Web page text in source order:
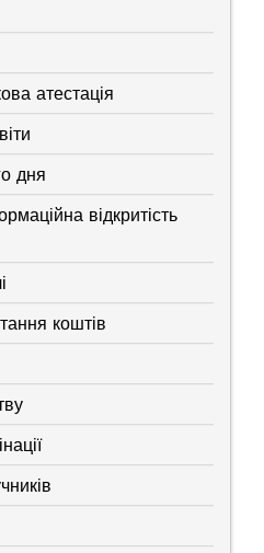
атестація
дня
відкритість
коштів